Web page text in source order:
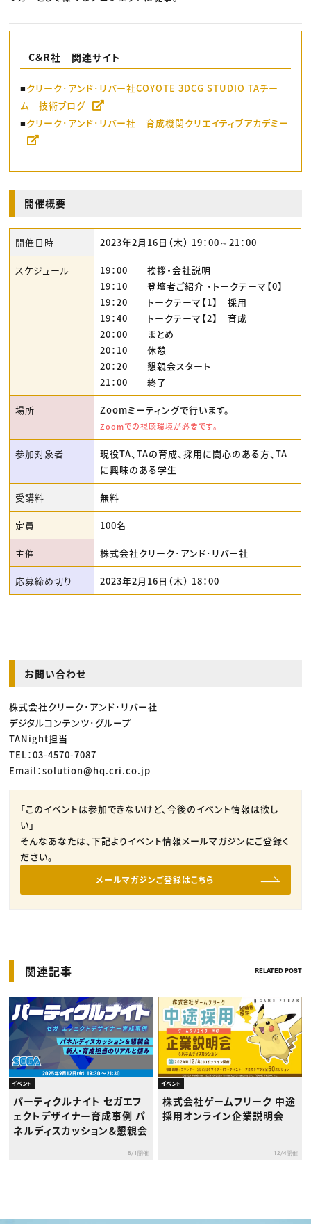
C&R社 関連サイト
■クリーク･アンド･リバー社COYOTE 3DCG STUDIO TAチー
ム 技術ブログ
■クリーク･アンド･リバー社 育成機関クリエイティブアカデミー
開催概要
開催日時 2023年2月16日（木） 19：00～21：00
スケジュール
19：00 挨拶・会社説明
19：10 登壇者ご紹介 ・トークテーマ【0】
19：20 トークテーマ【1】 採用
19：40 トークテーマ【2】 育成
20：00 まとめ
20：10 休憩
20：20 懇親会スタート
21：00 終了
場所 Zoomミーティングで行います。
Zoomでの視聴環境が必要です。
参加対象者
現役TA、TAの育成、採用に関心のある方、TA
に興味のある学生
受講料 無料
定員 100名
主催 株式会社クリーク･アンド･リバー社
応募締め切り 2023年2月16日（木） 18：00
お問い合わせ
株式会社クリーク･アンド･リバー社
デジタルコンテンツ･グループ
TANight担当
TEL：03-4570-7087
Email：solution@hq.cri.co.jp
「このイベントは参加できないけど、今後のイベント情報は欲し
い」
そんなあなたは、下記よりイベント情報メールマガジンにご登録く
ださい。
メールマガジンご登録はこちら
関連記事 RELATED POST
イベント
パーティクルナイト セガエフ
ェクトデザイナー育成事例 パ
ネルディスカッション＆懇親会
8/1開催
イベント
株式会社ゲームフリーク 中途
採用オンライン企業説明会
12/4開催